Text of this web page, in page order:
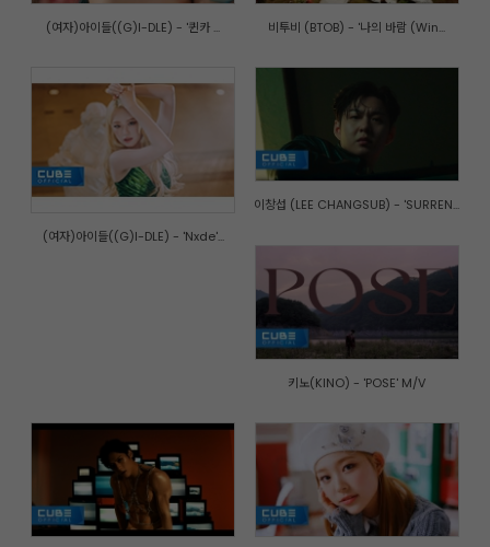
(여자)아이들((G)I-DLE) - '퀸카 ... 비투비 (BTOB) - '나의 바람 (Win...
(여자)아이들((G)I-DLE) - 'Nxde'...
이창섭 (LEE CHANGSUB) - 'SURREN...
키노(KINO) - 'POSE' M/V